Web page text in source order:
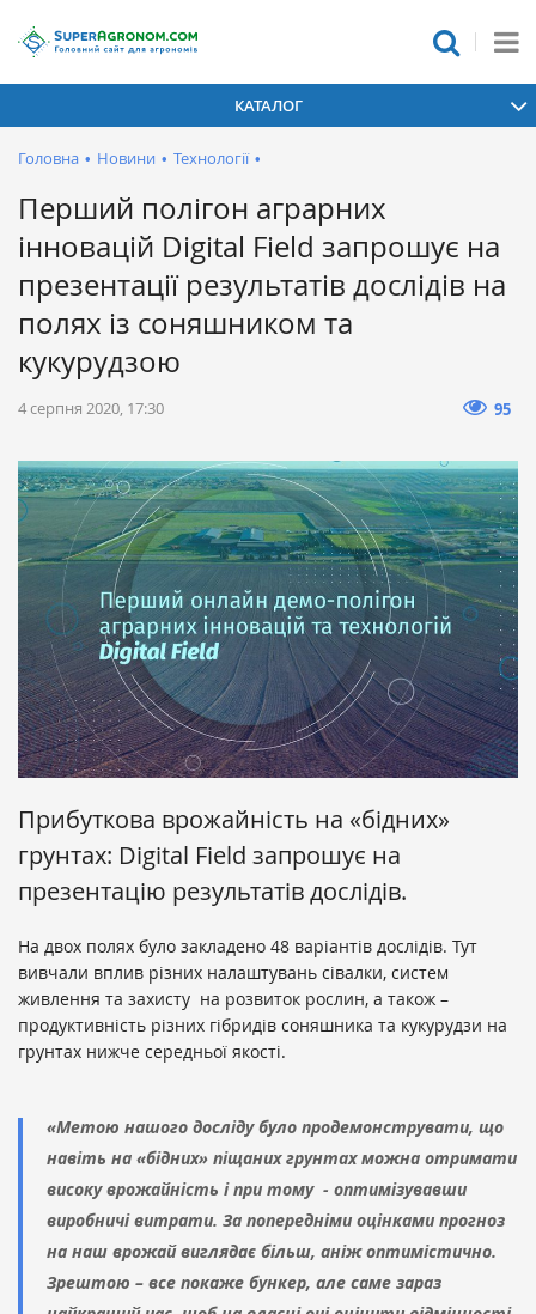
КАТАЛОГ
Головна • Новини • Технології •
Перший полігон аграрних
інновацій Digital Field запрошує на
презентації результатів дослідів на
полях із соняшником та
кукурудзою
4 серпня 2020, 17:30 95
Прибуткова врожайність на «бідних»
грунтах: Digital Field запрошує на
презентацію результатів дослідів.
На двох полях було закладено 48 варіантів дослідів. Тут
вивчали вплив різних налаштувань сівалки, систем
живлення та захисту на розвиток рослин, а також –
продуктивність різних гібридів соняшника та кукурудзи на
грунтах нижче середньої якості.
«Метою нашого досліду було продемонструвати, що
навіть на «бідних» піщаних грунтах можна отримати
високу врожайність і при тому - оптимізувавши
виробничі витрати. За попередніми оцінками прогноз
на наш врожай виглядає більш, аніж оптимістично.
Зрештою – все покаже бункер, але саме зараз